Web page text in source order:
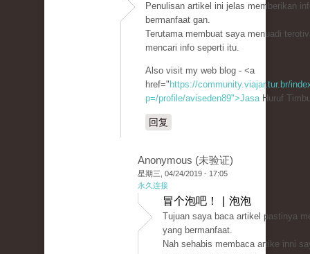
Penulisan artikel ini jelas memberikan
bermanfaat gan.
Terutama membuat saya menuadi
mencari info seperti itu.
Also visit my web blog - <a
href=" https://community.viajar.tur.br/
p=/profile/aviseden89">JasaHuruf
回复
Anonymous (未验证)
星期三, 04/24/2019 - 17:05
永久连接
冒个泡吧！ | 泡泡
Tujuan saya baca artikel pastinya
yang bermanfaat.
Nah sehabis membaca artike inni